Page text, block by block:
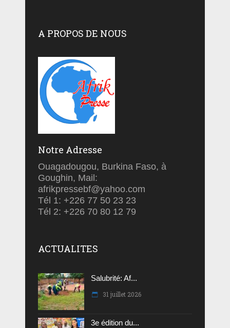
A PROPOS DE NOUS
Notre Adresse
Ouagadougou, Burkina Faso, à
Goughin, Mail:
afrikpressebf@yahoo.com
Tél 1: +226 77 50 23 23
Tél 2: +226 70 80 12 79
ACTUALITES
Salubrité: Af...
31 juillet 2026
3e édition du...